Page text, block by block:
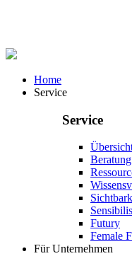
Home
Service
Service
Beratung
Futury
Female
Für Unternehmen